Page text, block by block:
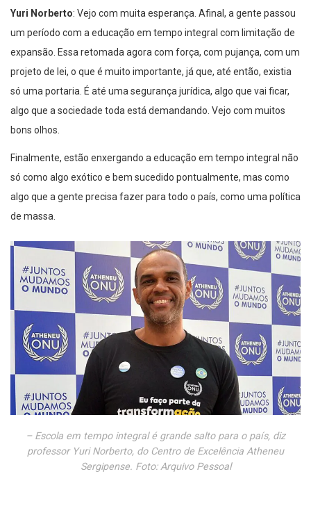
Yuri Norberto: Vejo com muita esperança. Afinal, a gente passou
um período com a educação em tempo integral com limitação de
expansão. Essa retomada agora com força, com pujança, com um
projeto de lei, o que é muito importante, já que, até então, existia
só uma portaria. É até uma segurança jurídica, algo que vai ficar,
algo que a sociedade toda está demandando. Vejo com muitos
bons olhos.
Finalmente, estão enxergando a educação em tempo integral não
só como algo exótico e bem sucedido pontualmente, mas como
algo que a gente precisa fazer para todo o país, como uma política
de massa.
– Escola em tempo integral é grande salto para o país, diz
professor Yuri Norberto, do Centro de Excelência Atheneu
Sergipense. Foto: Arquivo Pessoal